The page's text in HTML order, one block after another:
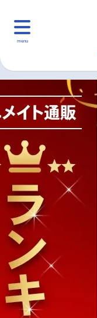
menu
マンガ・ラノベ